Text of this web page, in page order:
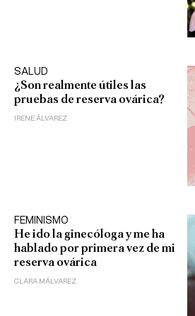
SALUD
¿Son realmente útiles las
pruebas de reserva ovárica?
IRENE ÁLVAREZ
FEMINISMO
He ido la ginecóloga y me ha
hablado por primera vez de mi
reserva ovárica
CLARA MÁLVAREZ